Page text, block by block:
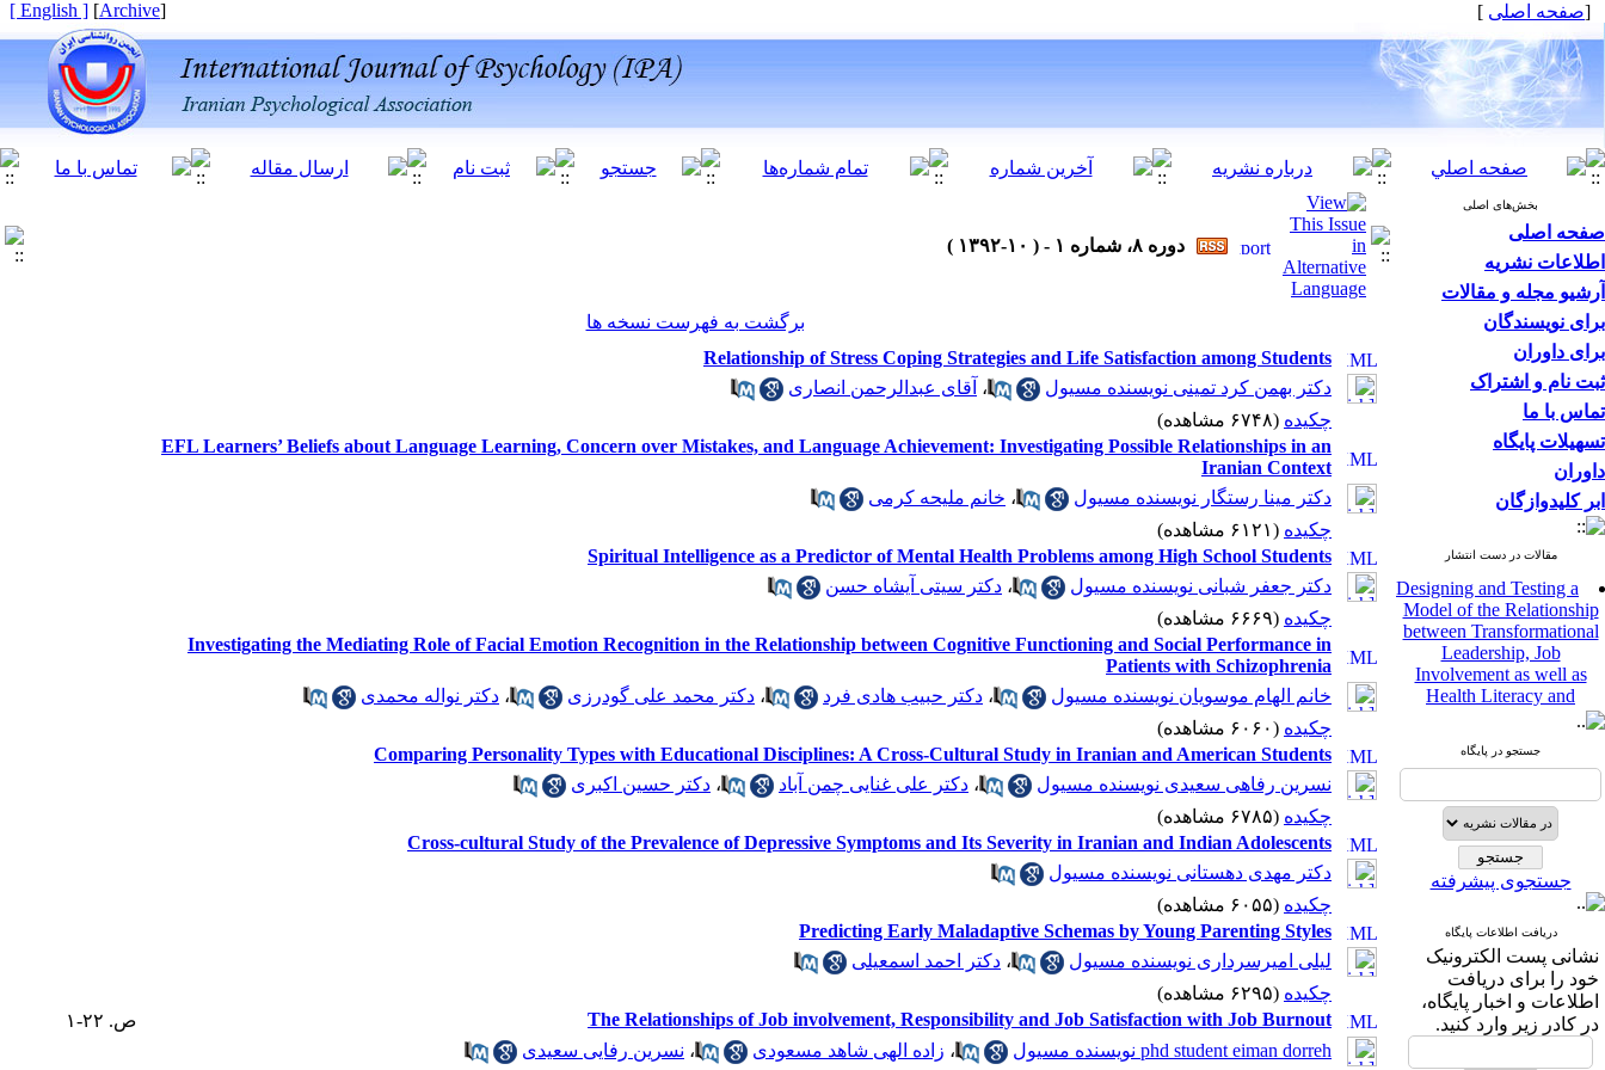
[صفحه اصلی ]
[
Archive
]
[ English ]
بخش‌های اصلی
صفحه اصلی
اطلاعات نشریه
آرشیو مجله و مقالات
برای نویسندگان
برای داوران
ثبت نام و اشتراک
تماس با ما
تسهیلات پایگاه
داوران
ابر کلیدوازگان
مقالات در دست انتشار
Designing and Testing a
Model of the Relationship
between Transformational
Leadership, Job
Involvement as well as
Health Literacy and
Quality of Work Life:
Perceived Organizational
Support between
Leadership and Quality of
Work Life
Raziyeh Abedini
Velamdehy، Nasrin Arshadi
، Kioumars Beshlideh
The Effect of Inclusive
Leadership on Change-
Oriented Organizational
Citizenship Behavior and
Benevolent Rule-Breaking:
The Mediating Role of
جستجو در پایگاه
جستجوی پیشرفته
دریافت اطلاعات پایگاه
نشانی پست الکترونیک
خود را برای دریافت
اطلاعات و اخبار پایگاه،
در کادر زیر وارد کنید.
دوره ۸، شماره ۱ - ( ۱۰-۱۳۹۲ )
برگشت به فهرست نسخه ها
Relationship of Stress Coping Strategies and Life Satisfaction among Students
دکتر بهمن کرد تمینی نویسنده مسیول
، آقای عبدالرحمن انصاری
چکیده (۶۷۴۸ مشاهده)
EFL Learners’ Beliefs about Language Learning, Concern over Mistakes, and Language Achievement: Investigating Possible Relationships in an
Iranian Context
دکتر مینا رستگار نویسنده مسیول
، خانم ملیحه کرمی
چکیده (۶۱۲۱ مشاهده)
Spiritual Intelligence as a Predictor of Mental Health Problems among High School Students
دکتر جعفر شبانی نویسنده مسیول
، دکتر سیتی آیشاه حسن
چکیده (۶۶۶۹ مشاهده)
Investigating the Mediating Role of Facial Emotion Recognition in the Relationship between Cognitive Functioning and Social Performance in
Patients with Schizophrenia
خانم الهام موسویان نویسنده مسیول
، دکتر حبیب هادی فرد ، دکتر محمد علی گودرزی ، دکتر نواله محمدی
چکیده (۶۰۶۰ مشاهده)
Comparing Personality Types with Educational Disciplines: A Cross-Cultural Study in Iranian and American Students
نسرین رفاهی سعیدی نویسنده مسیول
، دکتر علی غنایی چمن آباد ، دکتر حسین اکبری
چکیده (۶۷۸۵ مشاهده)
Cross-cultural Study of the Prevalence of Depressive Symptoms and Its Severity in Iranian and Indian Adolescents
دکتر مهدی دهستانی نویسنده مسیول
چکیده (۶۰۵۵ مشاهده)
Predicting Early Maladaptive Schemas by Young Parenting Styles
لیلی امیرسرداری نویسنده مسیول
، دکتر احمد اسمعیلی
چکیده (۶۲۹۵ مشاهده)
The Relationships of Job involvement, Responsibility and Job Satisfaction with Job Burnout
ص. ۲۲-۱
phd student eiman dorreh نویسنده مسیول
، زاده الهی شاهد مسعودی ، نسرین رفایی سعیدی